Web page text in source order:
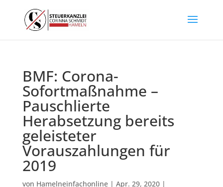
BMF: Corona-
Sofortmaßnahme –
Pauschlierte
Herabsetzung bereits
geleisteter
Vorauszahlungen für
2019
von Hamelneinfachonline| Apr. 29, 2020|